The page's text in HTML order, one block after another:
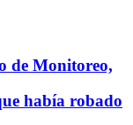
de Monitoreo,
había robado